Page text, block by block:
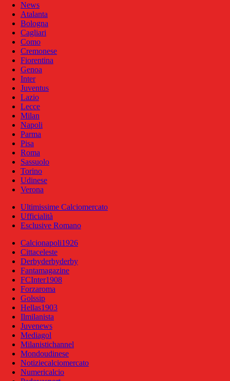
News
Atalanta
Bologna
Cagliari
Como
Cremonese
Fiorentina
Genoa
Inter
Juventus
Lazio
Lecce
Milan
Napoli
Parma
Pisa
Roma
Sassuolo
Torino
Udinese
Verona
Ultimissime Calciomercato
Ufficialità
Esclusive Romano
Calcionapoli1926
Cittaceleste
Derbyderbyderby
Fantamagazine
FCInter1908
Forzaroma
Golssip
Hellas1903
Ilmilanista
Juvenews
Mediagol
Milanistichannel
Mondoudinese
Notiziecalciomercato
Numericalcio